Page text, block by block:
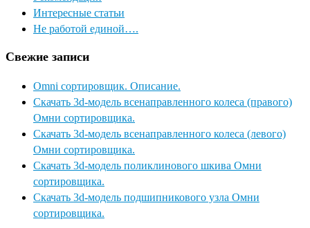
Интересные статьи
Не работой единой….
Свежие записи
Omni сортировщик. Описание.
Скачать 3d-модель всенаправленного колеса (правого)
Омни сортировщика.
Скачать 3d-модель всенаправленного колеса (левого)
Омни сортировщика.
Скачать 3d-модель поликлинового шкива Омни
сортировщика.
Скачать 3d-модель подшипникового узла Омни
сортировщика.